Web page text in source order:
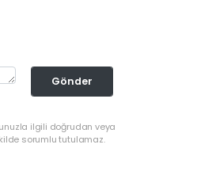
Gönder
ilgili doğrudan veya
sorumlu tutulamaz.